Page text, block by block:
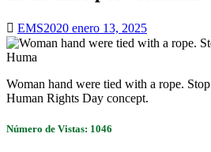
EMS2020 enero 13, 2025
Woman hand were tied with a rope.
Human Rights Day concept.
Número de Vistas: 1046